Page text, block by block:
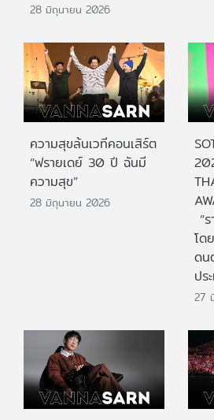
28 มิถุนายน 2026
ความสุขล้นเวทีคอนเสิร์ต
“ฟรายเดย์ 30 ปี ฉันมี
ความสุข”
28 มิถุนายน 2026
“
โด
ดน
ปร
27